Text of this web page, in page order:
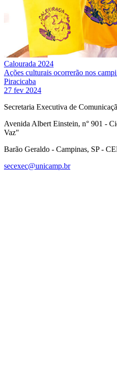
Calourada 2024
Ações culturais ocorrerão nos
Piracicaba
27 fev 2024
Secretaria Executiva de
Avenida Albert Einstein, n° 901 -
Vaz"
Barão Geraldo - Campinas, SP -
secexec@unicamp.br